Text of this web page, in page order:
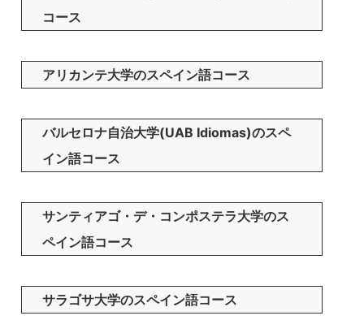
コース
アリカンテ大学のスペイン語コース
バルセロナ自治大学(UAB Idiomas)のスペ
イン語コース
サンティアゴ・デ・コンポステラ大学のス
ペイン語コース
サラゴサ大学のスペイン語コース